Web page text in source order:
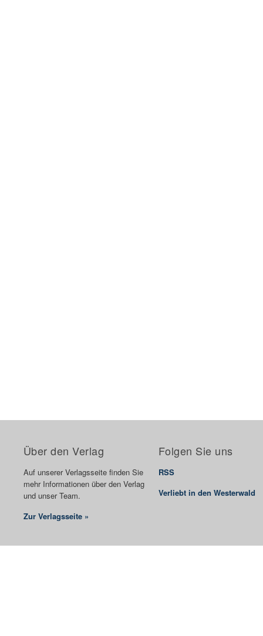
Über den Verlag
Auf unserer Verlagsseite finden Sie
mehr Informationen über den Verlag
und unser Team.
Zur Verlagsseite »
Folgen Sie uns
RSS
Verliebt in den Westerwald